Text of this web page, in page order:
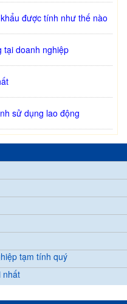
được tính như thế nào
tại doanh nghiệp
sử dụng lao động
tạm tính quý
nhất